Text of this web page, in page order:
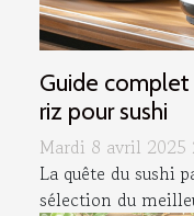
Guide complet
riz pour sushi
Mardi 8 avril 2025
La quête du sushi
sélection du